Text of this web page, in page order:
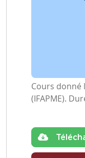
Cours donné
(IFAPME).